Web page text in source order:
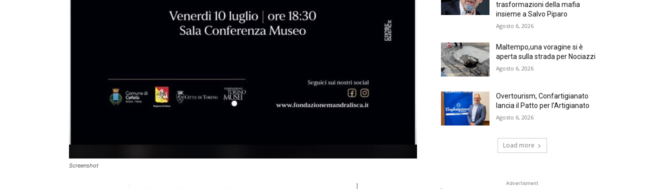
Screenshot
trasformazioni della mafia
insieme a Salvo Piparo
Agosto 6, 2026
Maltempo,una voragine si è
aperta sulla strada per Nociazzi
Agosto 6, 2026
Overtourism, Confartigianato
lancia il Patto per l’Artigianato
Agosto 6, 2026
Load more
Advertisment